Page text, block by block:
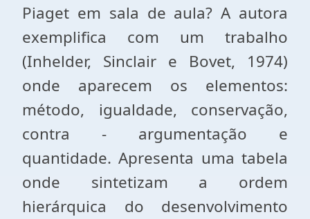
Piaget em sala de aula? A autora
exemplifica com um trabalho
(Inhelder, Sinclair e Bovet, 1974)
onde aparecem os elementos:
método, igualdade, conservação,
contra - argumentação e
quantidade. Apresenta uma tabela
onde sintetizam a ordem
hierárquica do desenvolvimento